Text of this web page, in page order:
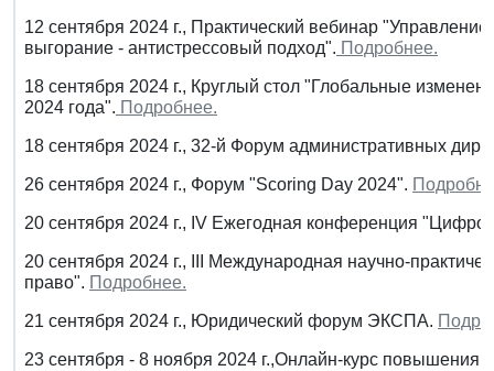
12 сентября 2024 г., Практический вебинар
выгорание - антистрессовый подход". Подробнее.
18 сентября 2024 г., Круглый стол "Глобальные
2024 года". Подробнее.
18 сентября 2024 г., 32-й Форум административных
26 сентября 2024 г., Форум "Scoring Day 2024".
20 сентября 2024 г., IV Ежегодная конференция
20 сентября 2024 г., III Международная научно-
право". Подробнее.
21 сентября 2024 г., Юридический форум ЭКСПА.
23 сентября - 8 ноября 2024 г.,Онлайн-курс